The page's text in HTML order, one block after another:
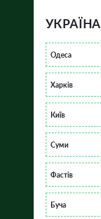
УКРАЇНА
Одеса
Харків
Київ
Суми
Фастів
Буча